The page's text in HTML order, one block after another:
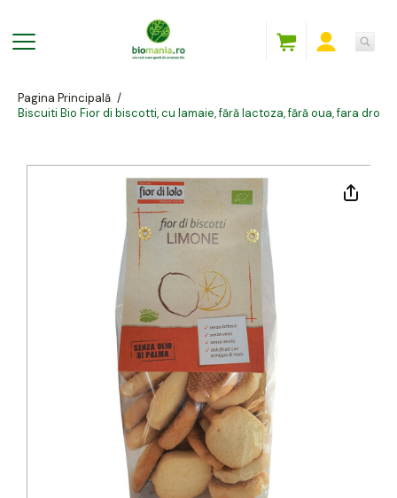
Pagina Principală /
Biscuiti Bio Fior di biscotti, cu lamaie, fără lactoza, fără oua, fara